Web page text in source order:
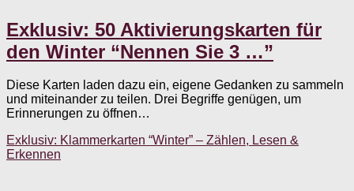
Exklusiv: 50 Aktivierungskarten für
den Winter “Nennen Sie 3 …”
Diese Karten laden dazu ein, eigene Gedanken zu sammeln
und miteinander zu teilen. Drei Begriffe genügen, um
Erinnerungen zu öffnen…
Exklusiv: Klammerkarten “Winter” – Zählen, Lesen &
Erkennen